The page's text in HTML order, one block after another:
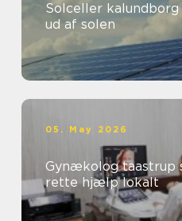
Solceller kalundborg sådan får du mest
ud af solen
05. May 2026
Gynækolog taastrup sådan finder du den
rette hjælp lokalt